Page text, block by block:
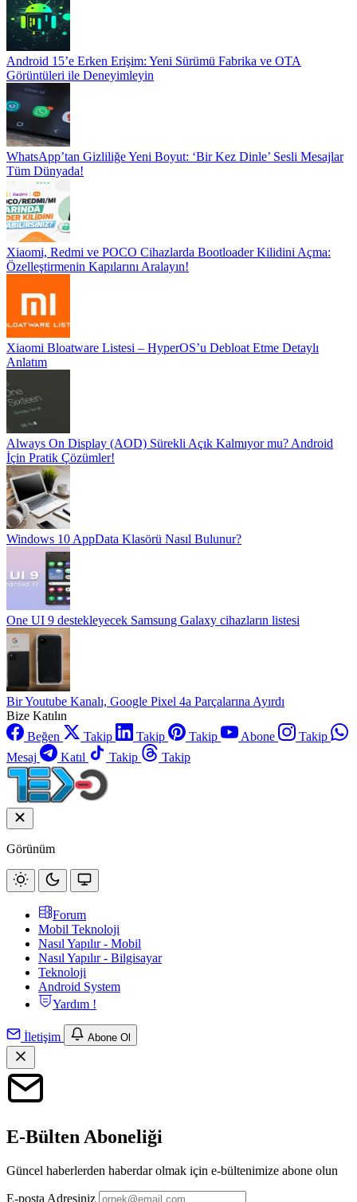
Android 15’e Erken Erişim: Yeni Sürümü Fabrika ve OTA
Görüntüleri ile Deneyimleyin
WhatsApp’tan Gizliliğe Yeni Boyut: ‘Bir Kez Dinle’ Sesli Mesajlar
Tüm Dünyada!
Xiaomi, Redmi ve POCO Cihazlarda Bootloader Kilidini Açma:
Özelleştirmenin Kapılarını Aralayın!
Xiaomi Bloatware Listesi – HyperOS’u Debloat Etme Detaylı
Anlatım
Always On Display (AOD) Sürekli Açık Kalmıyor mu? Android
İçin Pratik Çözümler!
Windows 10 AppData Klasörü Nasıl Bulunur?
One UI 9 destekleyecek Samsung Galaxy cihazların listesi
Bir Youtube Kanalı, Google Pixel 4a Parçalarına Ayırdı
Bize Katılın
Beğen
Takip Takip Takip Abone
Takip
Mesaj
Katıl Takip Takip
Görünüm
Forum
Mobil Teknoloji
Nasıl Yapılır - Mobil
Nasıl Yapılır - Bilgisayar
Teknoloji
Android System
Yardım !
İletişim Abone Ol
E-Bülten Aboneliği
Güncel haberlerden haberdar olmak için e-bültenimize abone olun
E-posta Adresiniz